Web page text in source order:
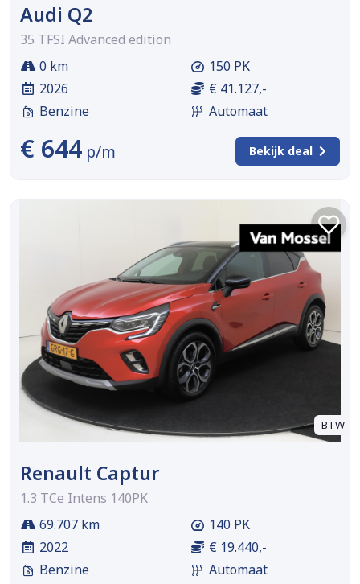
Audi Q2
35 TFSI Advanced edition
0 km
2026
Benzine
150 PK
€ 41.127,-
Automaat
€ 644 p/m Bekijk deal
BTW
Renault Captur
1.3 TCe Intens 140PK
69.707 km
2022
Benzine
140 PK
€ 19.440,-
Automaat